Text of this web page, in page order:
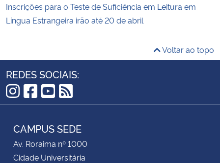
Inscrições para o Teste de Suficiência em Leitura em
Língua Estrangeira irão até 20 de abril
Voltar ao topo
REDES SOCIAIS:
Instagram
Facebook
YouTube
RSS
CAMPUS SEDE
Av. Roraima nº 1000
Cidade Universitária